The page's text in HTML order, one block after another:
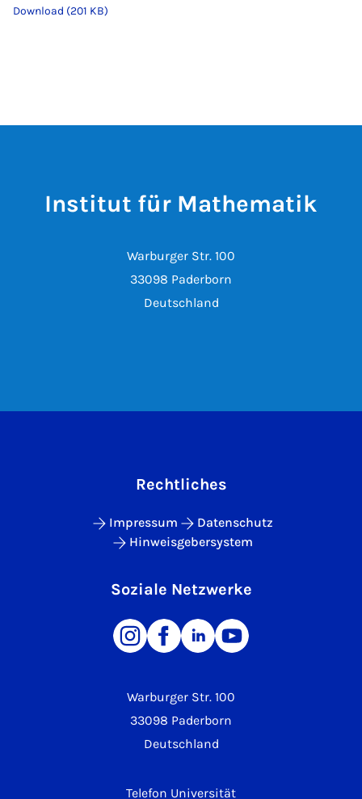
Download (201 KB)
Institut für Mathematik
Warburger Str. 100
33098 Paderborn
Deutschland
Warburger Str. 100
33098 Paderborn
Deutschland
Telefon Universität
Rechtliches
Impressum
Datenschutz
Hinweisgebersystem
Soziale Netzwerke